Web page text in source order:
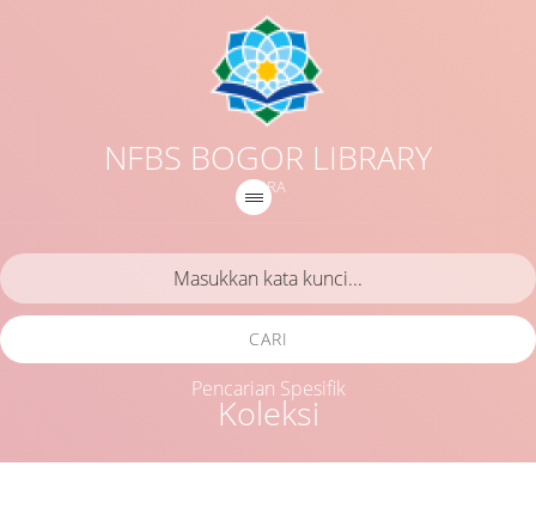
NFBS BOGOR LIBRARY
IQRA
Koleksi
CARI
Pencarian Spesifik